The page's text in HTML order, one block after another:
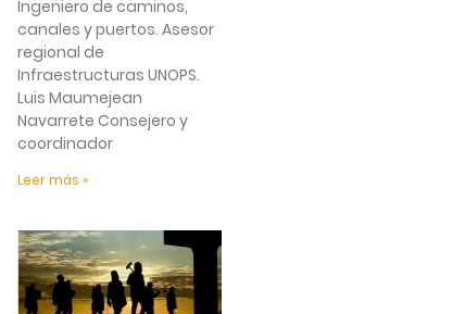
Ingeniero de caminos,
canales y puertos. Asesor
regional de
Infraestructuras UNOPS.
Luis Maumejean
Navarrete Consejero y
coordinador
Leer más »